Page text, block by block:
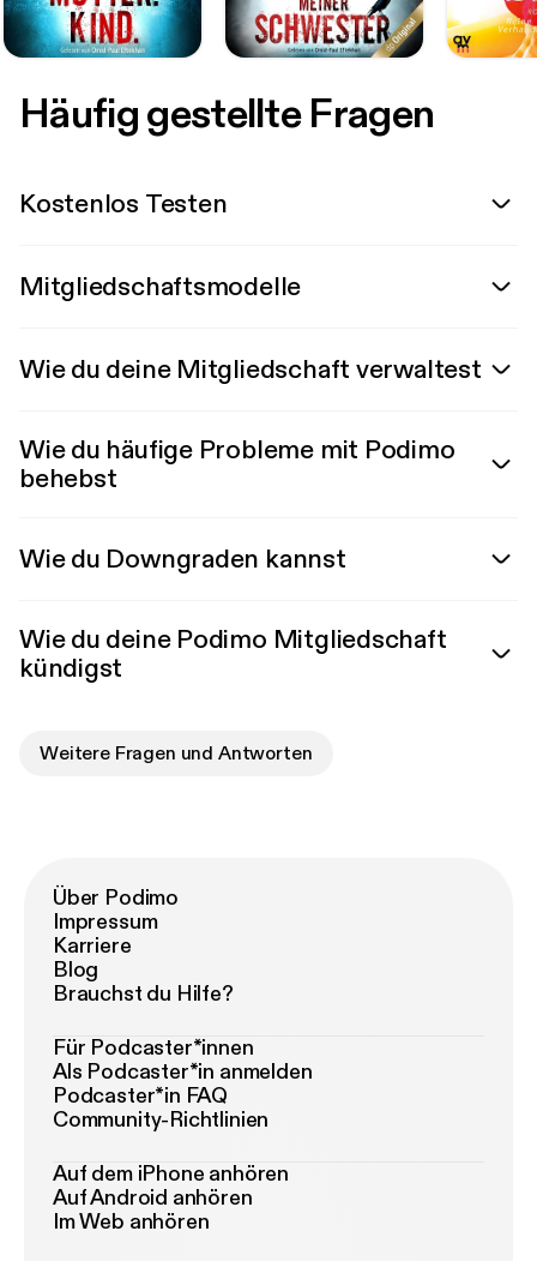
Häufig gestellte Fragen
Kostenlos Testen
Mitgliedschaftsmodelle
Wie du deine Mitgliedschaft verwaltest
Wie du häufige Probleme mit Podimo
behebst
Wie du Downgraden kannst
Wie du deine Podimo Mitgliedschaft
kündigst
Weitere Fragen und Antworten
Über Podimo
Impressum
Karriere
Blog
Brauchst du Hilfe?
Für Podcaster*innen
Als Podcaster*in anmelden
Podcaster*in FAQ
Community-Richtlinien
Auf dem iPhone anhören
Auf Android anhören
Im Web anhören